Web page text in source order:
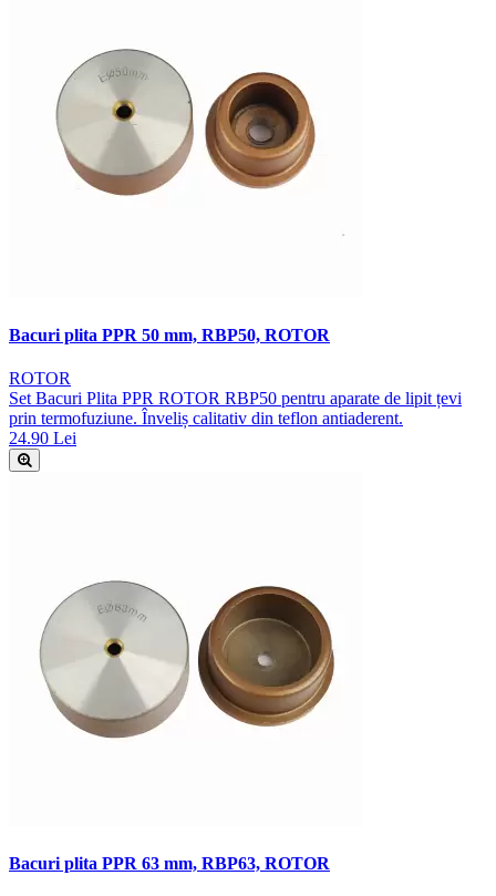
Bacuri plita PPR 50 mm, RBP50, ROTOR
ROTOR
Set Bacuri Plita PPR ROTOR RBP50 pentru aparate de lipit țevi
prin termofuziune. Înveliș calitativ din teflon antiaderent.
24.90 Lei
Bacuri plita PPR 63 mm, RBP63, ROTOR